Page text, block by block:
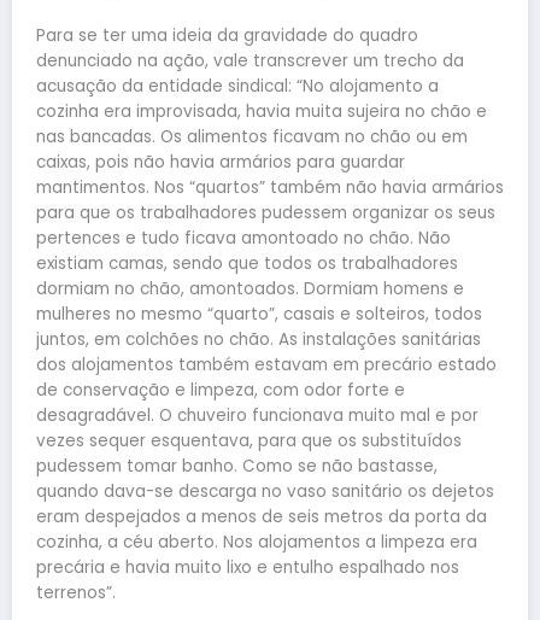
Para se ter uma ideia da gravidade do quadro
denunciado na ação, vale transcrever um trecho da
acusação da entidade sindical: “No alojamento a
cozinha era improvisada, havia muita sujeira no chão e
nas bancadas. Os alimentos ficavam no chão ou em
caixas, pois não havia armários para guardar
mantimentos. Nos “quartos” também não havia armários
para que os trabalhadores pudessem organizar os seus
pertences e tudo ficava amontoado no chão. Não
existiam camas, sendo que todos os trabalhadores
dormiam no chão, amontoados. Dormiam homens e
mulheres no mesmo “quarto”, casais e solteiros, todos
juntos, em colchões no chão. As instalações sanitárias
dos alojamentos também estavam em precário estado
de conservação e limpeza, com odor forte e
desagradável. O chuveiro funcionava muito mal e por
vezes sequer esquentava, para que os substituídos
pudessem tomar banho. Como se não bastasse,
quando dava-se descarga no vaso sanitário os dejetos
eram despejados a menos de seis metros da porta da
cozinha, a céu aberto. Nos alojamentos a limpeza era
precária e havia muito lixo e entulho espalhado nos
terrenos”.